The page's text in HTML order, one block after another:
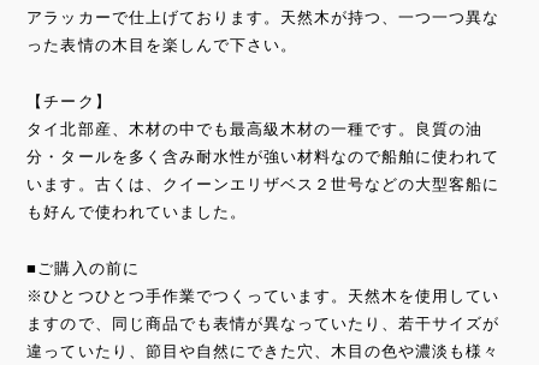
アラッカーで仕上げております。天然木が持つ、一つ一つ異な
った表情の木目を楽しんで下さい。
【チーク】
タイ北部産、木材の中でも最高級木材の一種です。良質の油
分・タールを多く含み耐水性が強い材料なので船舶に使われて
います。古くは、クイーンエリザベス２世号などの大型客船に
も好んで使われていました。
■ご購入の前に
※ひとつひとつ手作業でつくっています。天然木を使用してい
ますので、同じ商品でも表情が異なっていたり、若干サイズが
違っていたり、節目や自然にできた穴、木目の色や濃淡も様々